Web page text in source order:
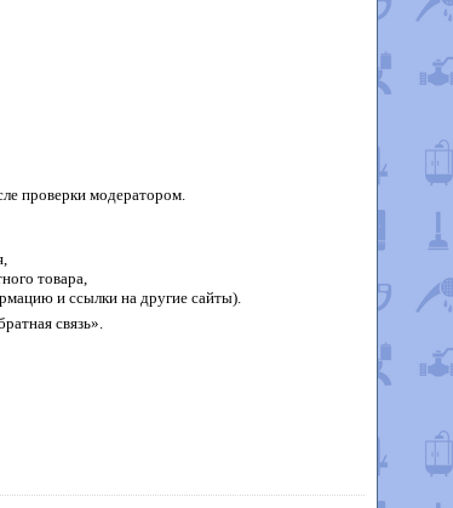
проверки модератором.
товара,
и ссылки на другие сайты).
связь».